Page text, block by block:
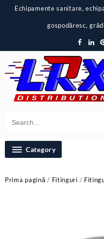
Echipamente sanitare,
gospodăresc,
Category
Prima pagină/ Fitinguri /